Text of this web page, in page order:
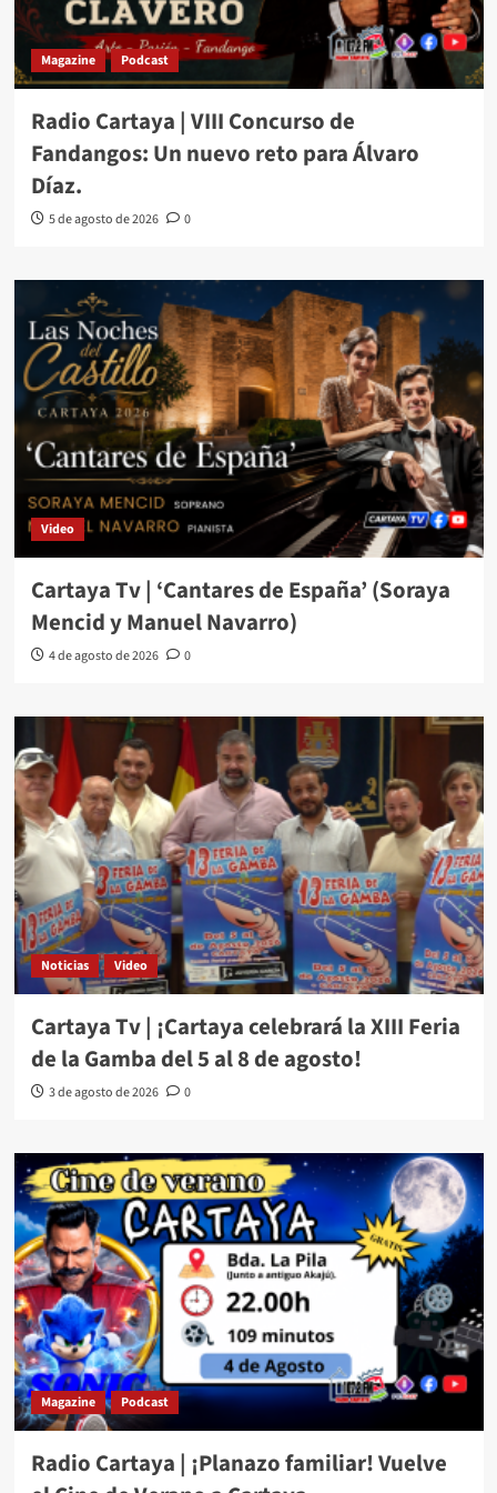
Magazine Podcast
Radio Cartaya | VIII Concurso de
Fandangos: Un nuevo reto para Álvaro
Díaz.
5 de agosto de 2026 0
Video
Cartaya Tv | ‘Cantares de España’ (Soraya
Mencid y Manuel Navarro)
4 de agosto de 2026 0
Noticias Video
Cartaya Tv | ¡Cartaya celebrará la XIII Feria
de la Gamba del 5 al 8 de agosto!
3 de agosto de 2026 0
Magazine Podcast
Radio Cartaya | ¡Planazo familiar! Vuelve